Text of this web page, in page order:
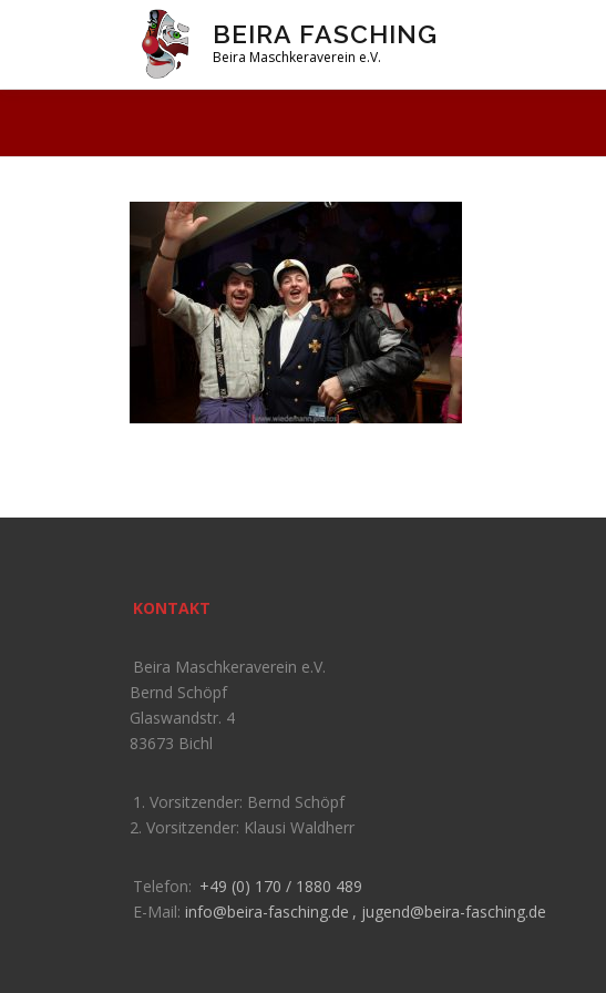
BEIRA FASCHING
Beira Maschkeraverein e.V.
KONTAKT
Beira Maschkeraverein e.V.
Bernd Schöpf
Glaswandstr. 4
83673 Bichl
1. Vorsitzender: Bernd Schöpf
2. Vorsitzender: Klausi Waldherr
Telefon: +49 (0) 170 / 1880 489
E-Mail: info@beira-fasching.de , jugend@beira-fasching.de